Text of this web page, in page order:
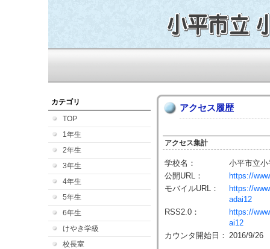
カテゴリ
TOP
1年生
2年生
3年生
4年生
5年生
6年生
けやき学級
校長室
アクセス履歴
アクセス集計
学校名：
小平市立
公開URL：
https://
モバイルURL：
https://
adai12
RSS2.0：
https://
ai12
カウンタ開始日： 2016/9/26